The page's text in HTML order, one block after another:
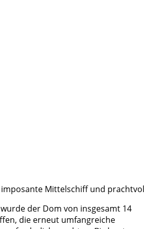
Mittelschiff und
der Dom von insgesamt 14
die erneut umfangreiche